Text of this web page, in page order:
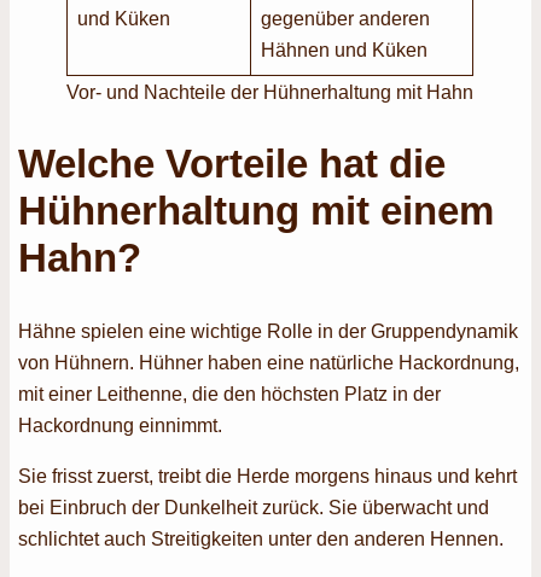
und Küken
gegenüber anderen
Hähnen und Küken
Vor- und Nachteile der Hühnerhaltung mit Hahn
Welche Vorteile hat die
Hühnerhaltung mit einem
Hahn?
Hähne spielen eine wichtige Rolle in der Gruppendynamik
von Hühnern. Hühner haben eine natürliche Hackordnung,
mit einer Leithenne, die den höchsten Platz in der
Hackordnung einnimmt.
Sie frisst zuerst, treibt die Herde morgens hinaus und kehrt
bei Einbruch der Dunkelheit zurück. Sie überwacht und
schlichtet auch Streitigkeiten unter den anderen Hennen.